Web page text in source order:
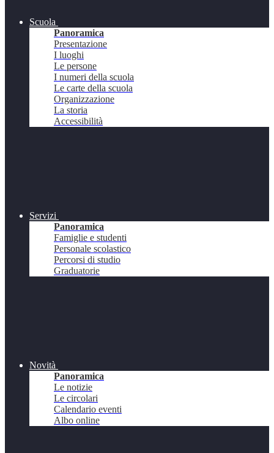
Scuola
Panoramica
Presentazione
I luoghi
Le persone
I numeri della scuola
Le carte della scuola
Organizzazione
La storia
Accessibilità
Servizi
Panoramica
Famiglie e studenti
Personale scolastico
Percorsi di studio
Graduatorie
Novità
Panoramica
Le notizie
Le circolari
Calendario eventi
Albo online